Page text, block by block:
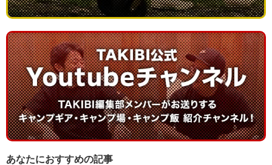
あなたにおすすめの記事